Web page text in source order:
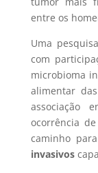
entre os
Uma
com
microbioma
alimentar
associação
ocorrência
caminho
invasivos